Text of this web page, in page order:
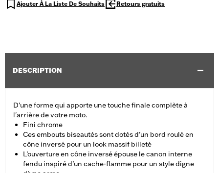
Ajouter À La Liste De Souhaits Retours gratuits
DESCRIPTION
D’une forme qui apporte une touche finale complète à
l'arrière de votre moto.
Fini chrome
Ces embouts biseautés sont dotés d’un bord roulé en
cône inversé pour un look massif billeté
L’ouverture en cône inversé épouse le canon interne
fendu inspiré d’un cache-flamme pour un style digne